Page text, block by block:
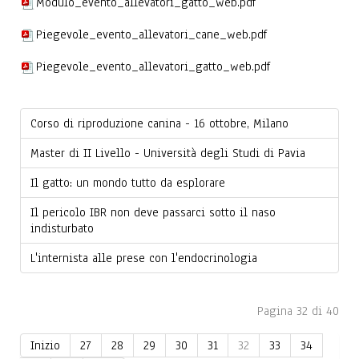
Piegevole_evento_allevatori_cane_web.pdf
Piegevole_evento_allevatori_gatto_web.pdf
Corso di riproduzione canina - 16 ottobre, Milano
Master di II Livello - Università degli Studi di Pavia
Il gatto: un mondo tutto da esplorare
Il pericolo IBR non deve passarci sotto il naso
indisturbato
L'internista alle prese con l'endocrinologia
Pagina 32 di 40
Inizio 27 28 29 30 31 32 33 34